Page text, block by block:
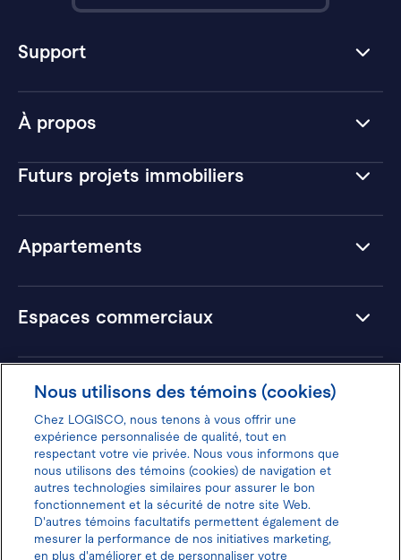
À propos
Futurs projets immobiliers
Appartements
Espaces commerciaux
Hôtels
Support
Donnez votre avis pour gagner 100$
Nous utilisons des témoins (cookies)
Chez LOGISCO, nous tenons à vous offrir une
expérience personnalisée de qualité, tout en
respectant votre vie privée. Nous vous informons que
nous utilisons des témoins (cookies) de navigation et
autres technologies similaires pour assurer le bon
fonctionnement et la sécurité de notre site Web.
D'autres témoins facultatifs permettent également de
mesurer la performance de nos initiatives marketing,
en plus d'améliorer et de personnaliser votre